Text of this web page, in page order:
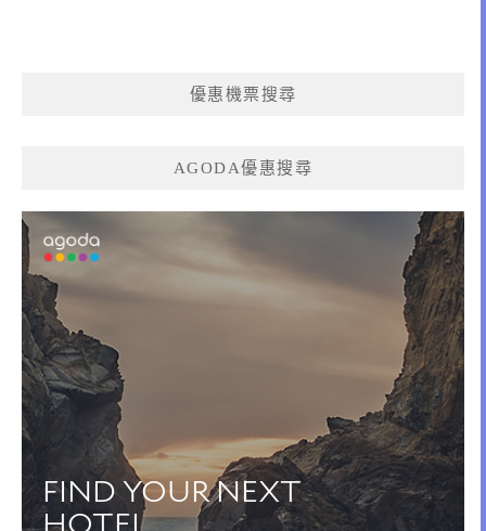
優惠機票搜尋
AGODA優惠搜尋